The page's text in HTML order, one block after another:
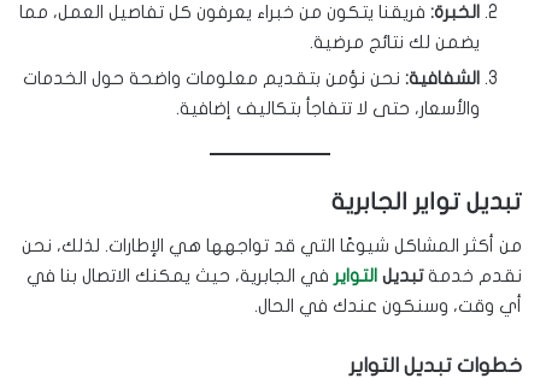
الخبرة: فريقنا يتكون من خبراء يعرفون كل تفاصيل العمل، مما
يضمن لك نتائج مرضية.
الشفافية: نحن نؤمن بتقديم معلومات واضحة حول الخدمات
والأسعار، حتى لا تتفاجأ بتكاليف إضافية.
تبديل تواير الجابرية
من أكثر المشاكل شيوعًا التي قد تواجهها هي الإطارات. لذلك، نحن
نقدم خدمةتبديل التواير في الجابرية، حيث يمكنك الاتصال بنا في
أي وقت، وسنكون عندك في الحال.
خطوات تبديل التواير